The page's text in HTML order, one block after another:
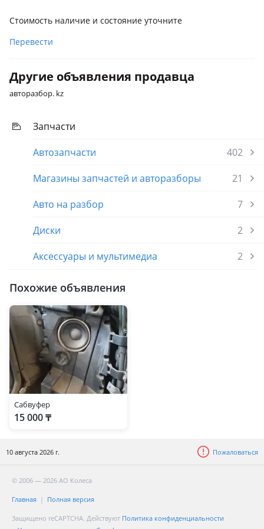
Стоимость наличие и состояние уточните
Перевести
Другие объявления продавца
авторазбор. kz
Запчасти
Автозапчасти
402
Магазины запчастей и авторазборы
21
Авто на разбор
7
Диски
2
Аксессуары и мультимедиа
2
Похожие объявления
Сабвуфер
15 000 ₸
10 августа 2026 г. Пожаловаться
© 2006 — 2026 АО Колеса
Главная Полная версия
Защищено reCAPTCHA. Действуют Политика конфиденциальности